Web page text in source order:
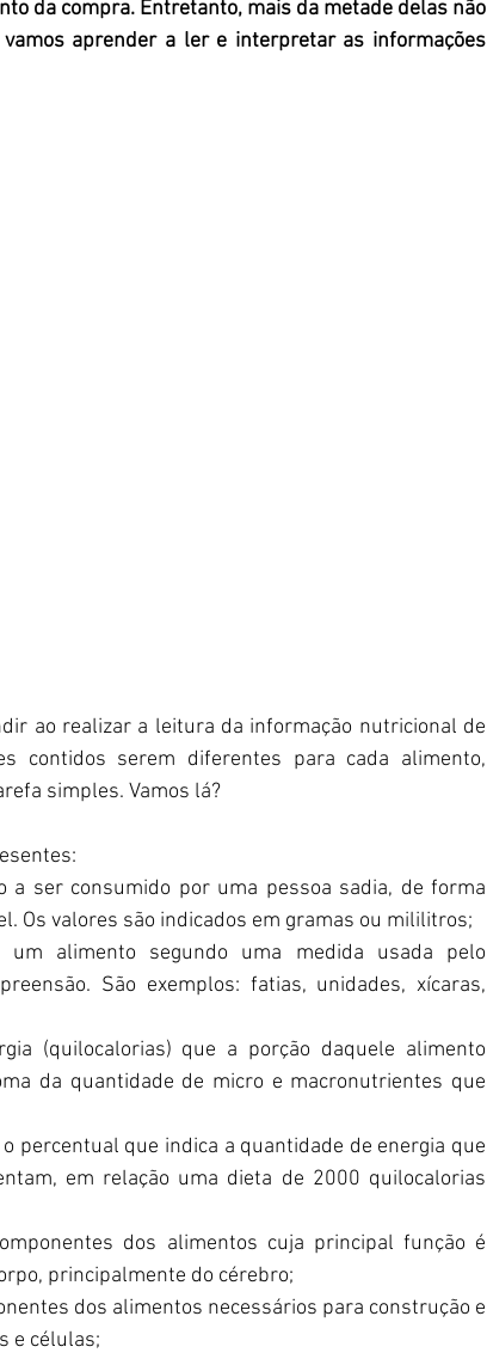
da compra. Entretanto, mais da metade delas não
vamos aprender a ler e interpretar as informações
ao realizar a leitura da informação nutricional de
contidos serem diferentes para cada alimento,
simples. Vamos lá?
a ser consumido por uma pessoa sadia, de forma
Os valores são indicados em gramas ou mililitros;
alimento segundo uma medida usada pelo
São exemplos: fatias, unidades, xícaras,
(quilocalorias) que a porção daquele alimento
da quantidade de micro e macronutrientes que
o percentual que indica a quantidade de energia que
em relação uma dieta de 2000 quilocalorias
dos alimentos cuja principal função é
principalmente do cérebro;
dos alimentos necessários para construção e
e células;